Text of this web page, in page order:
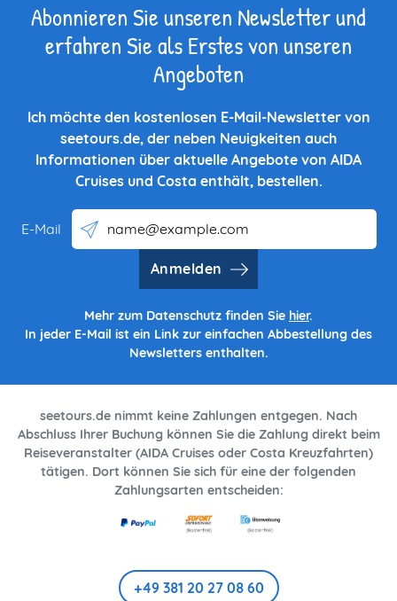
Abonnieren Sie unseren Newsletter und
erfahren Sie als Erstes von unseren
Angeboten
Ich möchte den kostenlosen E-Mail-Newsletter von
seetours.de, der neben Neuigkeiten auch
Informationen über aktuelle Angebote von AIDA
Cruises und Costa enthält, bestellen.
E-Mail
Anmelden
Mehr zum Datenschutz finden Sie hier.
In jeder E-Mail ist ein Link zur einfachen Abbestellung des
Newsletters enthalten.
seetours.de nimmt keine Zahlungen entgegen. Nach
Abschluss Ihrer Buchung können Sie die Zahlung direkt beim
Reiseveranstalter (AIDA Cruises oder Costa Kreuzfahrten)
tätigen. Dort können Sie sich für eine der folgenden
Zahlungsarten entscheiden:
+49 381 20 27 08 60